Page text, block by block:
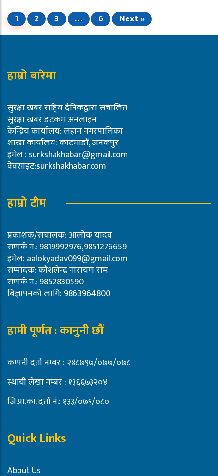
1 2 3 … 6 Next »
हाम्रो बारेमा
सुरक्षा खबर राष्ट्रिय दैनिकद्वारा संचालित
सुरक्षा खबर डटकम अनलाइन
केन्द्रिय कार्यालय: लहान नगरपालिका
शाखा कार्यालय: काठमाडौं, जनकपुर
इमेल : surkshakhabar@gmail.com
वेवसाइट:surkshakhabar.com
हाम्रो टीम
प्रकाशक/संचालक: आलोक यादव
सम्पर्क नं.: 9819992976,9851276659
इमेल: aalokyadav099@gmail.com
सम्पादक: कौशलेन्द्र नारायण राम
सम्पर्क नं.: 9852830590
बिज्ञापनको लागि: 9863964800
हामी पूर्णत : कानुनी छौं
कम्पनी दर्ता नम्बर : २४८७९७/०७७/०७८
स्थायी लेखा नम्बर : १३६६७३२०४
जि.प्रा.का. दर्ता नं.: १३३/०७९/०८०
Quick Links
About Us